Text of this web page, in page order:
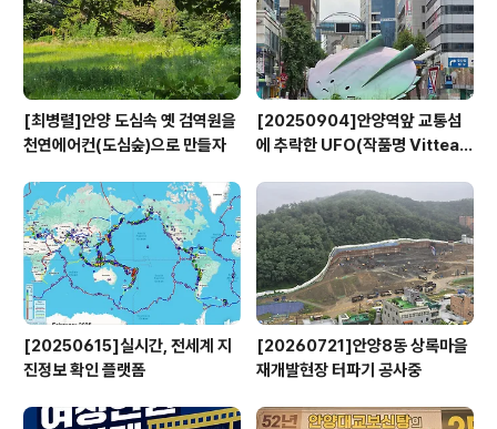
[최병렬]안양 도심속 옛 검역원을
천연에어컨(도심숲)으로 만들자
[20250904]안양역앞 교통섬
에 추락한 UFO(작품명 Vitteau
[20250615]실시간, 전세계 지
진정보 확인 플랫폼
[20260721]안양8동 상록마을
재개발현장 터파기 공사중